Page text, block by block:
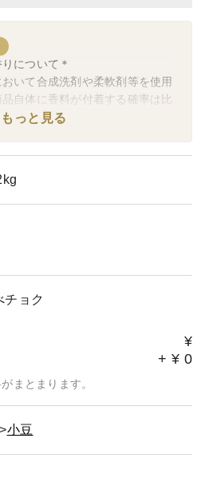
について＊
いて合成洗剤や柔軟剤等を使用
自体に香料が付着する確率は比
また、梱包時に新聞紙は使用し
し上げます。
談ください。
もっと見る
チョク
¥
+ ¥ 0
まとまります。
小豆